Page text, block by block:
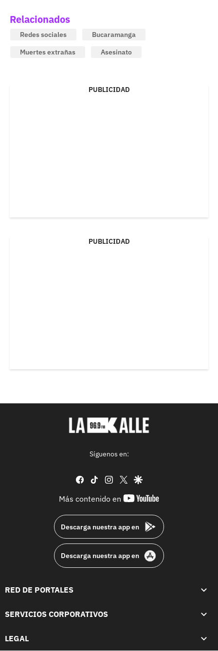
Relacionados
Redes sociales
Bucaramanga
Muertes extrañas
Asesinato
PUBLICIDAD
PUBLICIDAD
Síguenos en:
facebook
tiktok instagram
twittergoogle
Más contenido en
youtube-
Descarga nuestra app en
Descarga nuestra app en
RED DE PORTALES
SERVICIOS CORPORATIVOS
LEGAL